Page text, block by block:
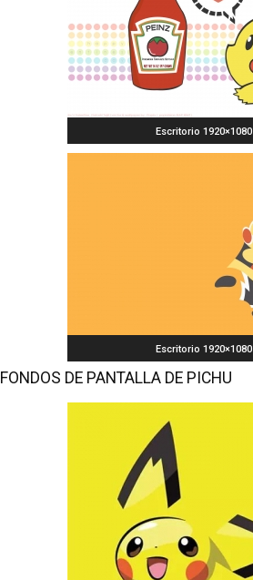
Escritorio 1920×1080
Escritorio 1920×1080
FONDOS DE PANTALLA DE PICHU